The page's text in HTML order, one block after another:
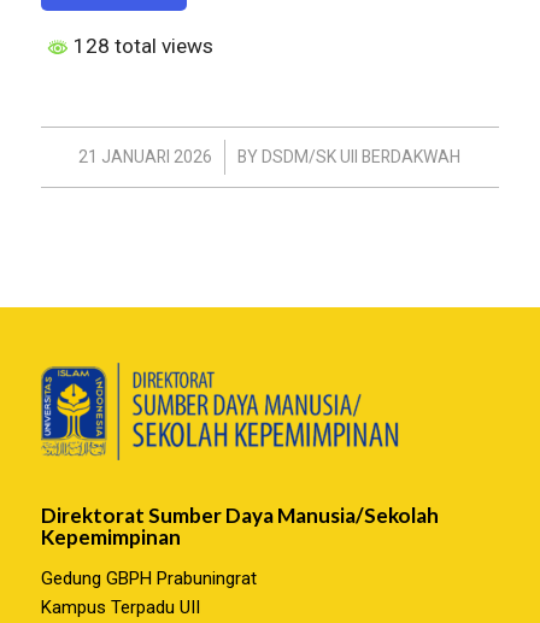
128 total views
21 JANUARI 2026
/ BY DSDM/SK UII BERDAKWAH
Direktorat Sumber Daya Manusia/Sekolah
Kepemimpinan
Gedung GBPH Prabuningrat
Kampus Terpadu UII